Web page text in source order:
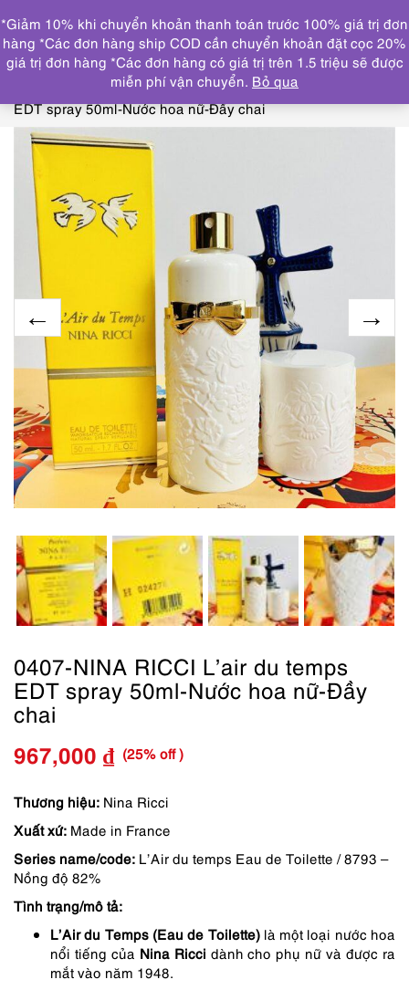
DANH MỤC
Trang chủ NƯỚC HOA
NINA RICCI, JEAN PATOU,
MADAME ROCHAS
0407-NINA RICCI L’air du temps
EDT spray 50ml-Nước hoa nữ-Đầy chai
0407-NINA RICCI L’air du temps
EDT spray 50ml-Nước hoa nữ-Đầy
chai
Giá
gốc
là:
1,289,000 ₫.
967,000 ₫
Giá
hiện
tại
là:
(25% off )
Thương hiệu: Nina Ricci
Xuất xứ: Made in France
Series name/code: L’Air du temps Eau de Toilette / 8793 –
Nồng độ 82%
Tình trạng/mô tả:
L’Air du Temps (Eau de Toilette) là một loại nước hoa
nổi tiếng của Nina Ricci dành cho phụ nữ và được ra
mắt vào năm 1948.
*Giảm 10% khi chuyển khoản thanh toán trước 100% giá trị đơn
hàng *Các đơn hàng ship COD cần chuyển khoản đặt cọc 20%
giá trị đơn hàng *Các đơn hàng có giá trị trên 1.5 triệu sẽ được
miễn phí vận chuyển. Bỏ qua